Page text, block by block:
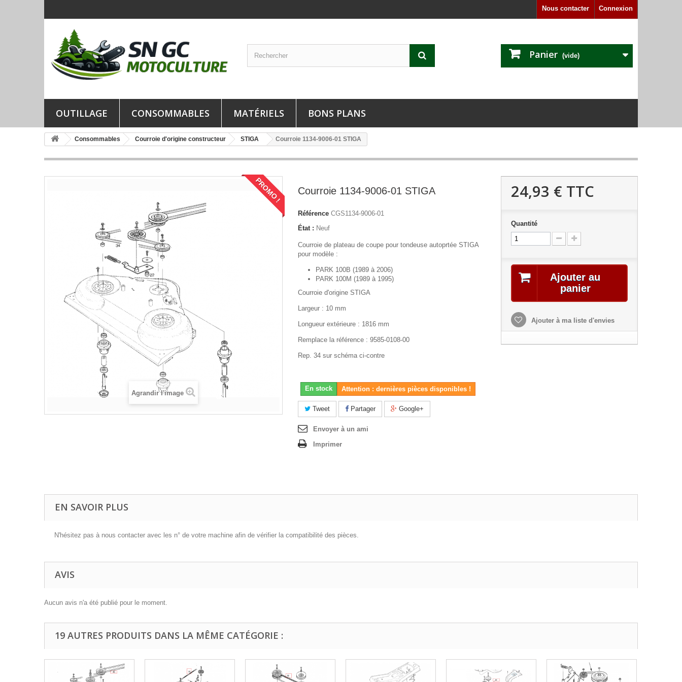
Connexion
Nous contacter
Panier (vide)
OUTILLAGE CONSOMMABLES MATÉRIELS BONS PLANS
Consommables Courroie d'origine constructeur STIGA Courroie 1134-9006-01 STIGA
PROMO !
Agrandir l'image
Courroie 1134-9006-01 STIGA
Référence CGS1134-9006-01
État : Neuf
Courroie de plateau de coupe pour tondeuse autoprtée STIGA
pour modèle :
PARK 100B (1989 à 2006)
PARK 100M (1989 à 1995)
Courroie d'origine STIGA
Largeur : 10 mm
Longueur extérieure : 1816 mm
Remplace la référence : 9585-0108-00
Rep. 34 sur schéma ci-contre
En stock Attention : dernières pièces disponibles !
Tweet Partager Google+
Envoyer à un ami
Imprimer
24,93 € TTC
Quantité
Ajouter au
panier
Ajouter à ma liste d'envies
EN SAVOIR PLUS
N'hésitez pas à nous contacter avec les n° de votre machine afin de vérifier la compatibilité des pièces.
AVIS
Aucun avis n'a été publié pour le moment.
19 AUTRES PRODUITS DANS LA MÊME CATÉGORIE :